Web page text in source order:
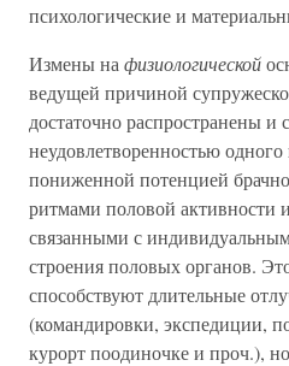
психологические и
Измены на физиологической
ведущей причиной
достаточно распространены и
неудовлетворенностью одного
пониженной потенцией
ритмами половой активности
связанными с
строения половых органов.
способствуют длительные
(командировки, экспедиции,
курорт поодиночке и проч.),